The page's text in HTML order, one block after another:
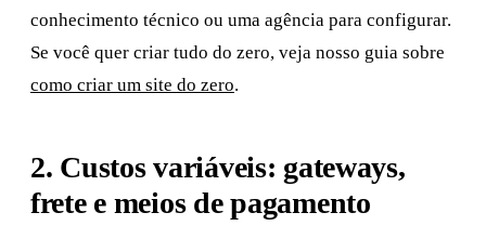
conhecimento técnico ou uma agência para configurar.
Se você quer criar tudo do zero, veja nosso guia sobre
como criar um site do zero.
2. Custos variáveis: gateways,
frete e meios de pagamento